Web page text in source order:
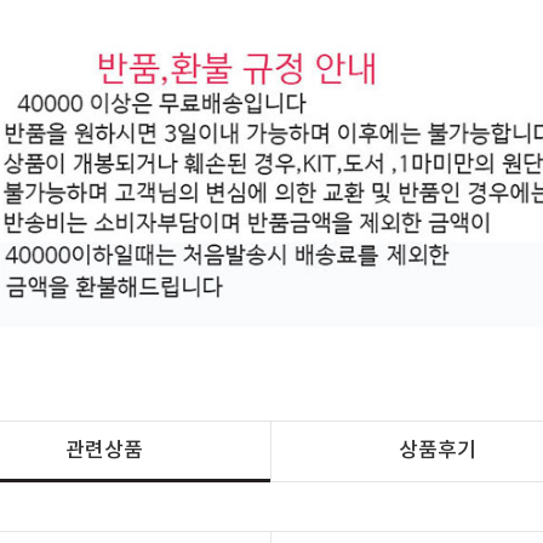
관련상품 상품후기